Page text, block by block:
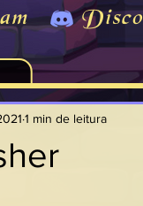
1 min de leitura